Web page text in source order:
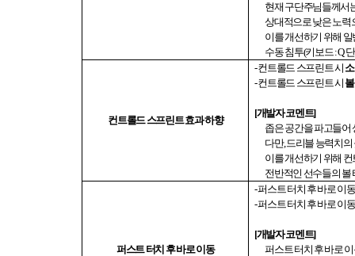
현재 구단주님들께서
상대적으로 낮은 노력
이를 개선하기 위해
수동 침투(키보드: Q
컨트롤드 스프린트 효과 하향
-컨트롤드 스프린트 시
-컨트롤드 스프린트 시
[개발자 코멘트]
좁은 공간을 파고들어
다만,드리블 능력치의
이를 개선하기 위해
전반적인 선수들의 볼
퍼스트 터치 후 바로 이동
-퍼스트 터치 후 바로 이
-퍼스트 터치 후 바로 이
[개발자 코멘트]
퍼스트 터치 후 바로